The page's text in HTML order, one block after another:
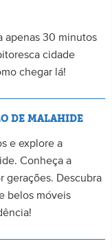
apenas 30 minutos
cidade
chegar lá!
DE MALAHIDE
e explore a
Conheça a
gerações. Descubra
belos móveis